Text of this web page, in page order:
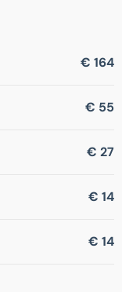
€ 164
€ 55
€ 27
€ 14
€ 14